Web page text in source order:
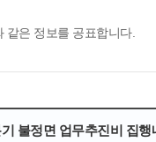
같은 정보를 공표합니다.
불정면 업무추진비 집행